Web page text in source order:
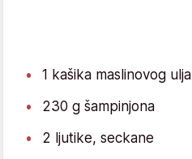
1 kašika maslinovog ulja
230 g šampinjona
2 ljutike, seckane